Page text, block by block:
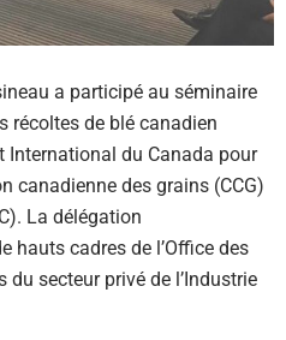
a participé au séminaire
récoltes de blé canadien
International du Canada pour
canadienne des grains (CCG)
La délégation
hauts cadres de l’Office des
du secteur privé de l’Industrie